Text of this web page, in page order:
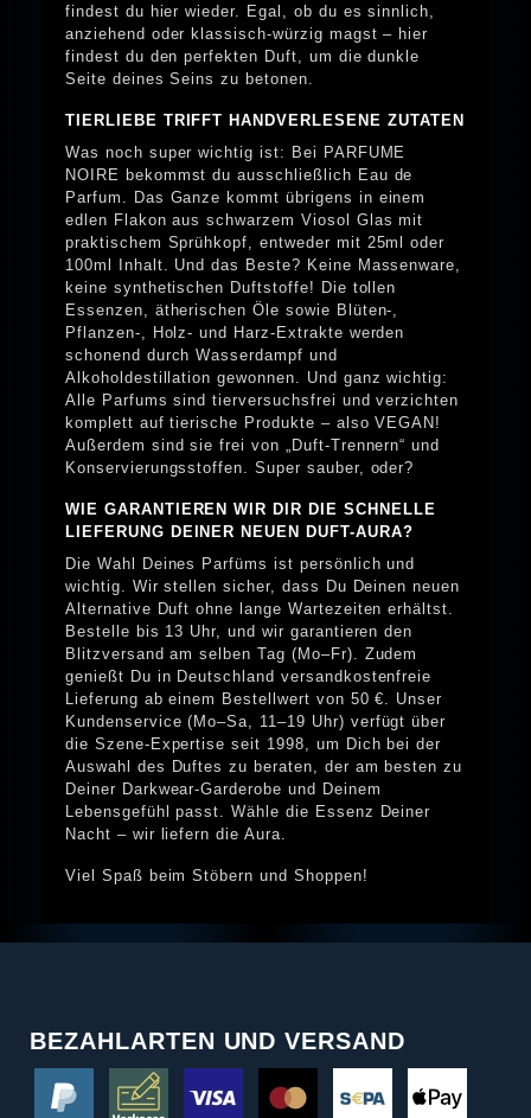
findest du hier wieder. Egal, ob du es sinnlich,
anziehend oder klassisch-würzig magst – hier
findest du den perfekten Duft, um die dunkle
Seite deines Seins zu betonen.
TIERLIEBE TRIFFT HANDVERLESENE ZUTATEN
Was noch super wichtig ist: Bei PARFUME
NOIRE bekommst du ausschließlich Eau de
Parfum. Das Ganze kommt übrigens in einem
edlen Flakon aus schwarzem Viosol Glas mit
praktischem Sprühkopf, entweder mit 25ml oder
100ml Inhalt. Und das Beste? Keine Massenware,
keine synthetischen Duftstoffe! Die tollen
Essenzen, ätherischen Öle sowie Blüten-,
Pflanzen-, Holz- und Harz-Extrakte werden
schonend durch Wasserdampf und
Alkoholdestillation gewonnen. Und ganz wichtig:
Alle Parfums sind tierversuchsfrei und verzichten
komplett auf tierische Produkte – also VEGAN!
Außerdem sind sie frei von „Duft-Trennern“ und
Konservierungsstoffen. Super sauber, oder?
WIE GARANTIEREN WIR DIR DIE SCHNELLE
LIEFERUNG DEINER NEUEN DUFT-AURA?
Die Wahl Deines Parfüms ist persönlich und
wichtig. Wir stellen sicher, dass Du Deinen neuen
Alternative Duft ohne lange Wartezeiten erhältst.
Bestelle bis 13 Uhr, und wir garantieren den
Blitzversand am selben Tag (Mo–Fr). Zudem
genießt Du in Deutschland versandkostenfreie
Lieferung ab einem Bestellwert von 50 €. Unser
Kundenservice (Mo–Sa, 11–19 Uhr) verfügt über
die Szene-Expertise seit 1998, um Dich bei der
Auswahl des Duftes zu beraten, der am besten zu
Deiner Darkwear-Garderobe und Deinem
Lebensgefühl passt. Wähle die Essenz Deiner
Nacht – wir liefern die Aura.
Viel Spaß beim Stöbern und Shoppen!
BEZAHLARTEN UND VERSAND